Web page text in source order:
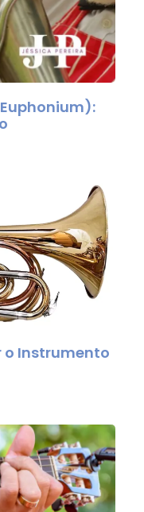
o Instrumento